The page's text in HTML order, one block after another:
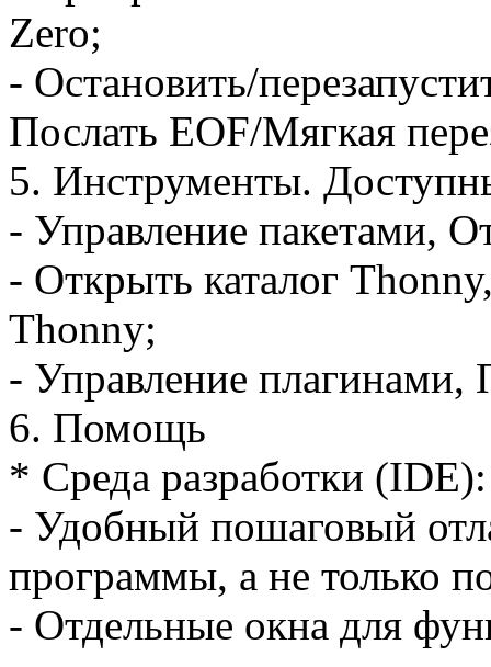
Zero;
- Остановить/
Послать EOF/Мягкая
5. Инструменты.
- Управление пакетами,
- Открыть каталог
Thonny;
- Управление плагинами,
6. Помощь
* Cреда разработки (IDE):
- Удобный пошаговый
программы, а не только
- Отдельные окна для